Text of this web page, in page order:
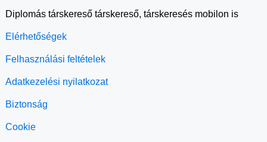
Diplomás társkereső társkereső, társkeresés mobilon is
Elérhetőségek
Felhasználási feltételek
Adatkezelési nyilatkozat
Biztonság
Cookie